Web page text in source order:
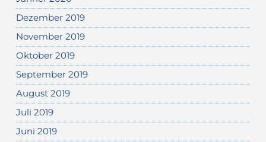
Dezember 2019
November 2019
Oktober 2019
September 2019
August 2019
Juli 2019
Juni 2019